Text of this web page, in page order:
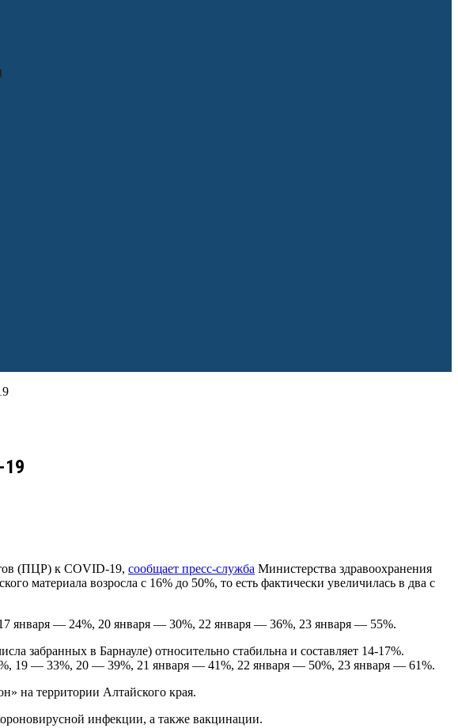
19
(ПЦР) к COVID-19, сообщает пресс-служба Министерства здравоохранения
материала возросла с 16% до 50%, то есть фактически увеличилась в два с
января — 24%, 20 января — 30%, 22 января — 36%, 23 января — 55%.
забранных в Барнауле) относительно стабильна и составляет 14-17%.
19 — 33%, 20 — 39%, 21 января — 41%, 22 января — 50%, 23 января — 61%.
на территории Алтайского края.
инфекции, а также вакцинации.